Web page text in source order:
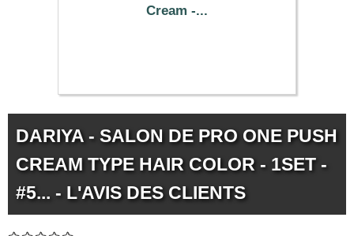
Cream -...
DARIYA - SALON DE PRO ONE PUSH
CREAM TYPE HAIR COLOR - 1SET -
#5... - L'AVIS DES CLIENTS